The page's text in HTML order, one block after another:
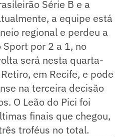
Série B e a
a equipe está
regional e perdeu a
por 2 a 1, no
será nesta quarta-
em Recife, e pode
na terceira decisão
O Leão do Pici foi
finais que chegou,
troféus no total.